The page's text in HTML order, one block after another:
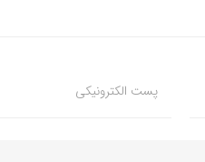
پست الکترونیکی